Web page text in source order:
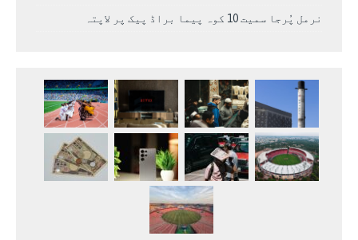
نرمل پُرجا سمیت 10 کوہ پیما براڈ پیک پر لاپتہ